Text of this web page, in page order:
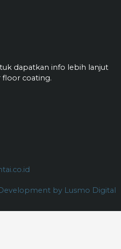
dapatkan info lebih lanjut
coating.
by Lusmo Digital